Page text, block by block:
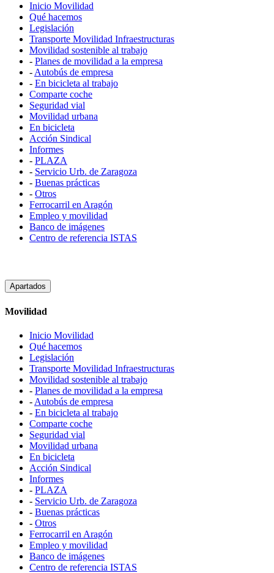
Inicio Movilidad
Qué hacemos
Legislación
Transporte Movilidad Infraestructuras
Movilidad sostenible al trabajo
- Planes de movilidad a la empresa
- Autobús de empresa
- En bicicleta al trabajo
Comparte coche
Seguridad vial
Movilidad urbana
En bicicleta
Acción Sindical
Informes
- PLAZA
- Servicio Urb. de Zaragoza
- Buenas prácticas
- Otros
Ferrocarril en Aragón
Empleo y movilidad
Banco de imágenes
Centro de referencia ISTAS
Apartados
Movilidad
Inicio Movilidad
Qué hacemos
Legislación
Transporte Movilidad Infraestructuras
Movilidad sostenible al trabajo
- Planes de movilidad a la empresa
- Autobús de empresa
- En bicicleta al trabajo
Comparte coche
Seguridad vial
Movilidad urbana
En bicicleta
Acción Sindical
Informes
- PLAZA
- Servicio Urb. de Zaragoza
- Buenas prácticas
- Otros
Ferrocarril en Aragón
Empleo y movilidad
Banco de imágenes
Centro de referencia ISTAS